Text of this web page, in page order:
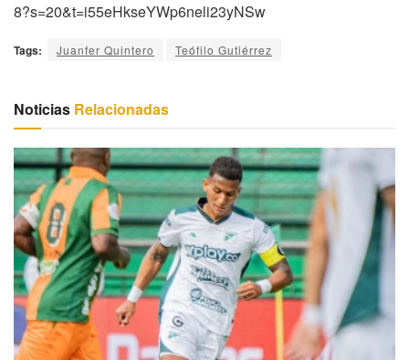
8?s=20&t=i55eHkseYWp6neli23yNSw
Tags: Juanfer Quintero Teófilo Gutiérrez
Noticias Relacionadas